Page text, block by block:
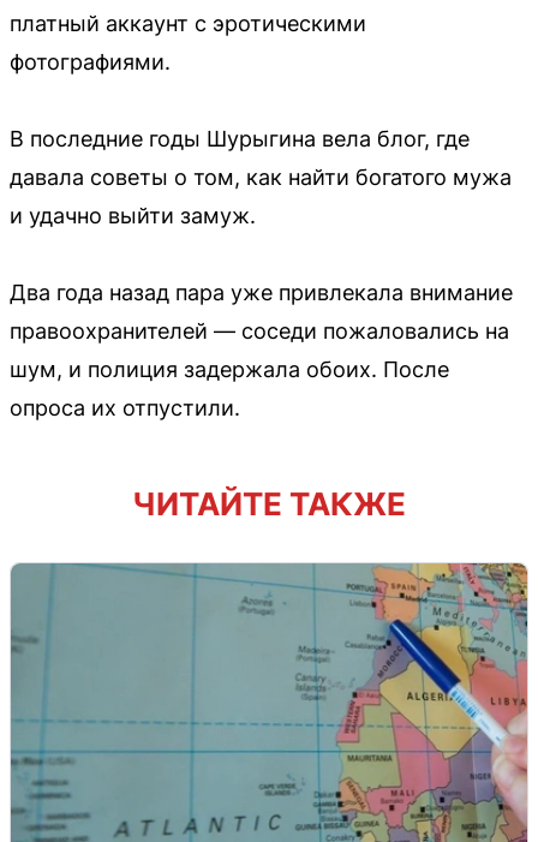
платный аккаунт с эротическими
фотографиями.
В последние годы Шурыгина вела блог, где
давала советы о том, как найти богатого мужа
и удачно выйти замуж.
Два года назад пара уже привлекала внимание
правоохранителей — соседи пожаловались на
шум, и полиция задержала обоих. После
опроса их отпустили.
ЧИТАЙТЕ ТАКЖЕ